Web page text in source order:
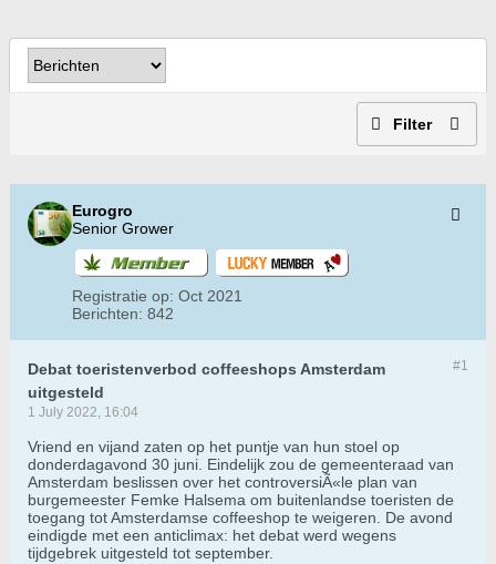
Filter
Eurogro
Senior Grower
Registratie op: Oct 2021
Berichten: 842
#1
Debat toeristenverbod coffeeshops Amsterdam
uitgesteld
1 July 2022, 16:04
Vriend en vijand zaten op het puntje van hun stoel op
donderdagavond 30 juni. Eindelijk zou de gemeenteraad van
Amsterdam beslissen over het controversiÃ«le plan van
burgemeester Femke Halsema om buitenlandse toeristen de
toegang tot Amsterdamse coffeeshop te weigeren. De avond
eindigde met een anticlimax: het debat werd wegens
tijdgebrek uitgesteld tot september.